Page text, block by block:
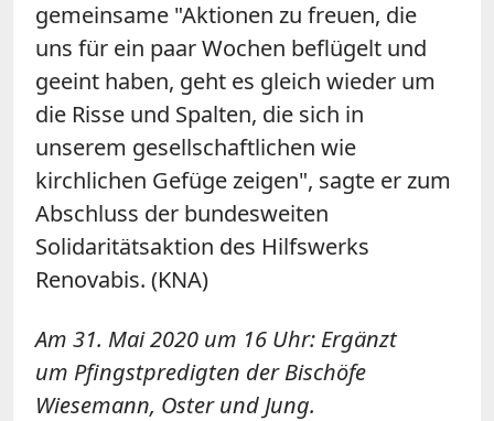
gemeinsame "Aktionen zu freuen, die
uns für ein paar Wochen beflügelt und
geeint haben, geht es gleich wieder um
die Risse und Spalten, die sich in
unserem gesellschaftlichen wie
kirchlichen Gefüge zeigen", sagte er zum
Abschluss der bundesweiten
Solidaritätsaktion des Hilfswerks
Renovabis. (KNA)
Am 31. Mai 2020 um 16 Uhr: Ergänzt
um Pfingstpredigten der Bischöfe
Wiesemann, Oster und Jung.